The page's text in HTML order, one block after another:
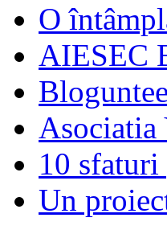
O
AIESEC
Asociatia
10
Un